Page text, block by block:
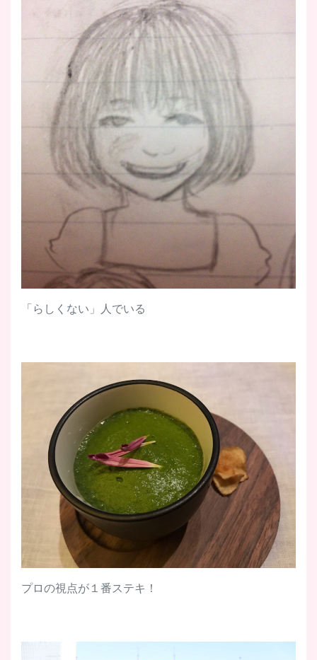
「らしくない」人でいる
プロの視点が１番ステキ！